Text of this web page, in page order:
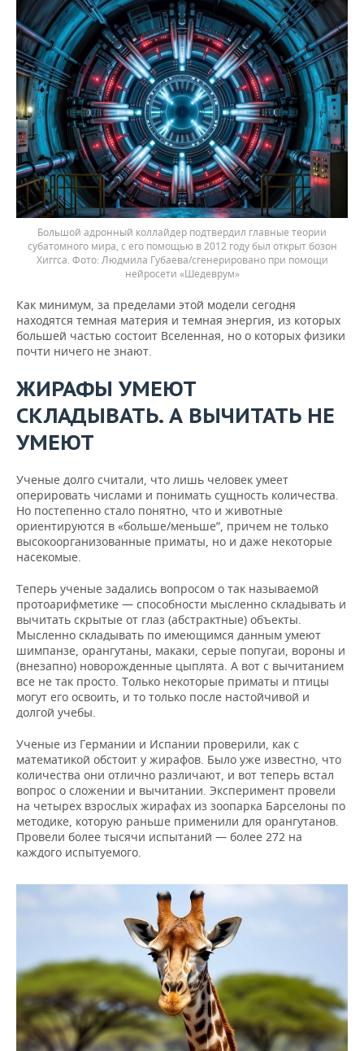
Большой адронный коллайдер подтвердил главные теории
субатомного мира, с его помощью в 2012 году был открыт бозон
Хиггса.
Людмила Губаева/сгенерировано при помощи
нейросети «Шедеврум»
Как минимум, за пределами этой модели сегодня
находятся темная материя и темная энергия, из которых
большей частью состоит Вселенная, но о которых физики
почти ничего не знают.
ЖИРАФЫ УМЕЮТ
СКЛАДЫВАТЬ. А ВЫЧИТАТЬ НЕ
УМЕЮТ
Ученые долго считали, что лишь человек умеет
оперировать числами и понимать сущность количества.
Но постепенно стало понятно, что и животные
ориентируются в «больше/меньше”, причем не только
высокоорганизованные приматы, но и даже некоторые
насекомые.
Теперь ученые задались вопросом о так называемой
протоарифметике — способности мысленно складывать и
вычитать скрытые от глаз (абстрактные) объекты.
Мысленно складывать по имеющимся данным умеют
шимпанзе, орангутаны, макаки, серые попугаи, вороны и
(внезапно) новорожденные цыплята. А вот с вычитанием
все не так просто. Только некоторые приматы и птицы
могут его освоить, и то только после настойчивой и
долгой учебы.
Ученые из Германии и Испании проверили, как с
математикой обстоит у жирафов. Было уже известно, что
количества они отлично различают, и вот теперь встал
вопрос о сложении и вычитании. Эксперимент провели
на четырех взрослых жирафах из зоопарка Барселоны по
методике, которую раньше применили для орангутанов.
Провели более тысячи испытаний — более 272 на
каждого испытуемого.